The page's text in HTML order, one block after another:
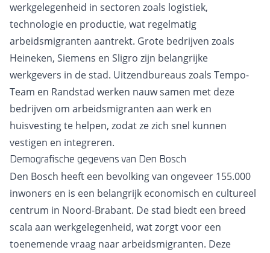
werkgelegenheid in sectoren zoals logistiek,
technologie en productie, wat regelmatig
arbeidsmigranten aantrekt. Grote bedrijven zoals
Heineken, Siemens en Sligro zijn belangrijke
werkgevers in de stad. Uitzendbureaus zoals Tempo-
Team en Randstad werken nauw samen met deze
bedrijven om arbeidsmigranten aan werk en
huisvesting te helpen, zodat ze zich snel kunnen
vestigen en integreren.
Demografische gegevens van Den Bosch
Den Bosch heeft een bevolking van ongeveer 155.000
inwoners en is een belangrijk economisch en cultureel
centrum in Noord-Brabant. De stad biedt een breed
scala aan werkgelegenheid, wat zorgt voor een
toenemende vraag naar arbeidsmigranten. Deze